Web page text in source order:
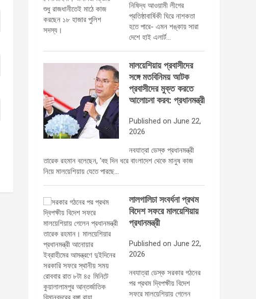
নিষিদ্ধ আওয়ামী লীগের
প্রতিষ্ঠাবার্ষিকী ঘিরে নাশকতা
হতে পারে- এমন শঙ্কায় সারা
দেশে হাই এলার্ট…
মালয়েশিয়ায় প্রবাসীদের
সঙ্গে মতবিনিময় আটক
প্রবাসীদের মুক্ত করতে
আলোচনা করব: প্রধানমন্ত্রী
Published on June 22,
2026
নবযাত্রা ডেস্ক প্রধানমন্ত্রী
তারেক রহমান বলেছেন, ‘বহু দিন ধরে বাংলাদেশ থেকে মানুষ কাজ
নিয়ে মালয়েশিয়ায় যেতে পারছে…
লালগালিচা সংবর্ধনা প্রথম
বিদেশ সফরে মালয়েশিয়ায়
প্রধানমন্ত্রী
Published on June 22,
2026
নবযাত্রা ডেস্ক সরকার গঠনের
পর প্রথম দ্বিপক্ষীয় বিদেশ
সফরে মালয়েশিয়ায় গেলেন